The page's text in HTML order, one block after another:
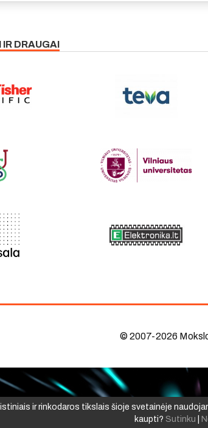
DRAUGAI
© 2007-2026
ir rinkodaros tikslais šioje svetainėje
kaupti? Sutinku